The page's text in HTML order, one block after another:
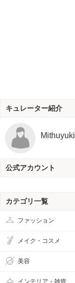
キュレーター紹介
Mithuyuki
公式アカウント
カテゴリ一覧
ファッション
メイク・コスメ
美容
インテリア・雑貨